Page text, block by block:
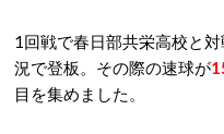
1回戦で春日部共栄高校と
況で登板。その際の速球が
目を集めました。